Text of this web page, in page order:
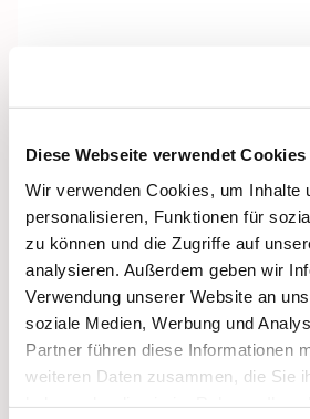
Diese Webseite verwendet Cookies
Wir verwenden Cookies, um Inhalte
personalisieren, Funktionen für
zu können und die Zugriffe auf
analysieren. Außerdem geben wir
Verwendung unserer Website an
soziale Medien, Werbung und
Partner führen diese Informationen
weiteren Daten zusammen, die Sie